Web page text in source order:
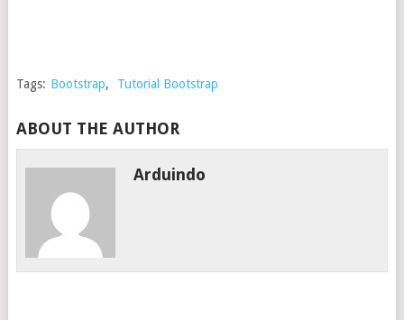
Tags: Bootstrap, Tutorial Bootstrap
ABOUT THE AUTHOR
Arduindo